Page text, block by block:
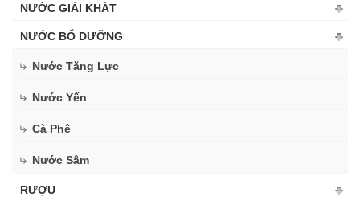
NƯỚC GIẢI KHÁT
NƯỚC BỔ DƯỠNG
Nước Tăng Lực
Nước Yến
Cà Phê
Nước Sâm
RƯỢU